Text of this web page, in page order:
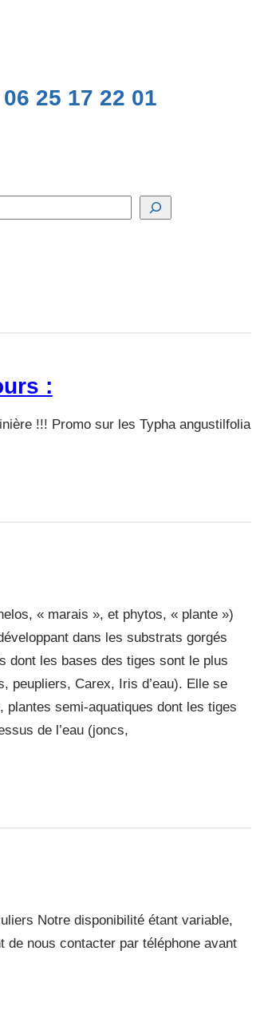
25 17 22 01
:
!!! Promo sur les Typha angustilfolia
« marais », et phytos, « plante »)
dans les substrats gorgés
dont les bases des tiges sont le plus
peupliers, Carex, Iris d’eau). Elle se
plantes semi-aquatiques dont les tiges
de l’eau (joncs,
Notre disponibilité étant variable,
de nous contacter par téléphone avant